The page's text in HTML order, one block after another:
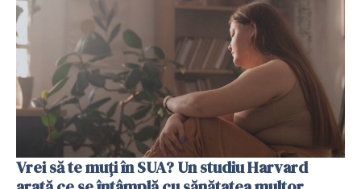
Vrei să te muți în SUA? Un studiu Harvard